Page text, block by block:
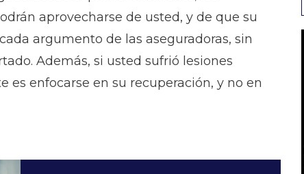
aprovecharse de usted, y de que su
argumento de las aseguradoras, sin
Además, si usted sufrió lesiones
enfocarse en su recuperación, y no en